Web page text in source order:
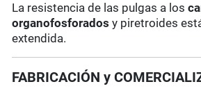
La resistencia de las pulgas a los
organofosforados y piretroides
extendida.
FABRICACIÓN y